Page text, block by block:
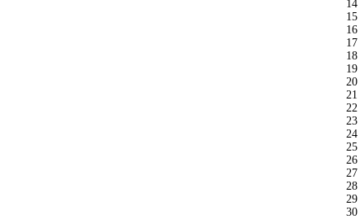
14
15
16
17
18
19
20
21
22
23
24
25
26
27
28
29
30